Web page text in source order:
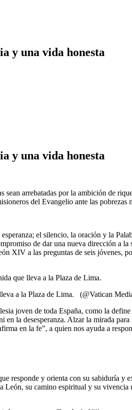
y una vida honesta
y una vida honesta
arrebatadas por la ambición de
del Evangelio ante las pobrezas
el silencio, la oración y la
de dar una nueva dirección a
XIV a las preguntas de seis jóvenes,
a la Plaza de Lima. (@Vatican
joven de toda España, como la
la desesperanza. Alzar la mirada
en la fe”, a quien nos ayuda a
responde y orienta con su sabiduría y
su camino espiritual y su